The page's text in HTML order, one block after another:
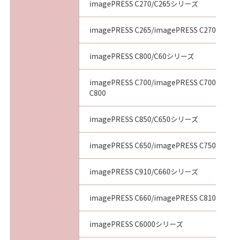
imagePRESS C270/C265シリーズ
imagePRESS C265/imagePRESS C270
imagePRESS C800/C60シリーズ
imagePRESS C700/imagePRESS C700L/
C800
imagePRESS C850/C650シリーズ
imagePRESS C650/imagePRESS C750/
imagePRESS C910/C660シリーズ
imagePRESS C660/imagePRESS C810/
imagePRESS C6000シリーズ